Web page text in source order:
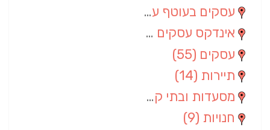
עסקים בעוטף עזה
אינדקס עסקים מרחבי
עסקים (55)
תיירות (14)
מסעדות ובתי קפה
חנויות (9)